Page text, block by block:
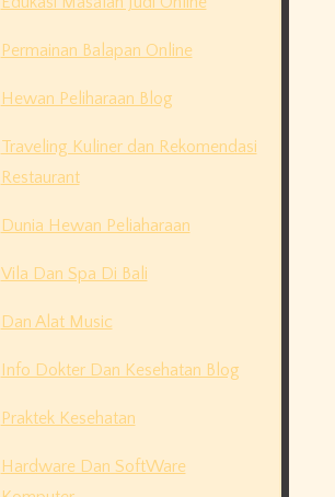
Permainan Balapan Online
Hewan Peliharaan Blog
Traveling Kuliner dan Rekomendasi
Restaurant
Dunia Hewan Peliaharaan
Vila Dan Spa Di Bali
Dan Alat Music
Info Dokter Dan Kesehatan Blog
Praktek Kesehatan
Hardware Dan SoftWare